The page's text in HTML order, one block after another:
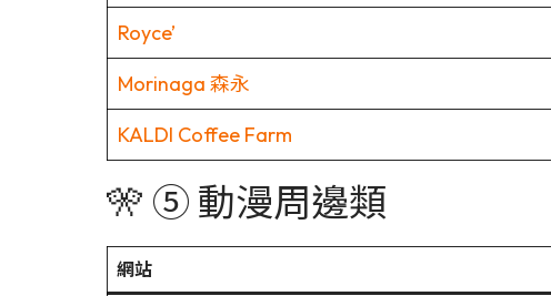
Royce’
Morinaga 森永
KALDI Coffee Farm
🎌 ⑤ 動漫周邊類
網站